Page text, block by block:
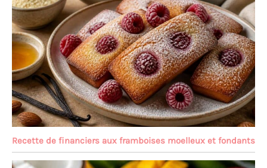
Recette de financiers aux framboises moelleux et fondants